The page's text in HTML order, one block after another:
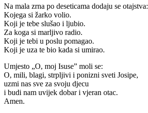
Na mala zrna po deseticama dodaju se otajstva:
Kojega si žarko volio.
Koji je tebe slušao i ljubio.
Za koga si marljivo radio.
Koji je tebi u poslu pomagao.
Koji je uza te bio kada si umirao.
Umjesto „O, moj Isuse” moli se:
O, mili, blagi, strpljivi i ponizni sveti Josipe,
uzmi nas sve za svoju djecu
i budi nam uvijek dobar i vjeran otac.
Amen.